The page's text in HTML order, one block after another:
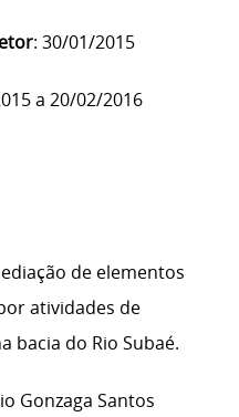
: 30/01/2015
a 20/02/2016
de elementos
atividades de
bacia do Rio Subaé.
Gonzaga Santos